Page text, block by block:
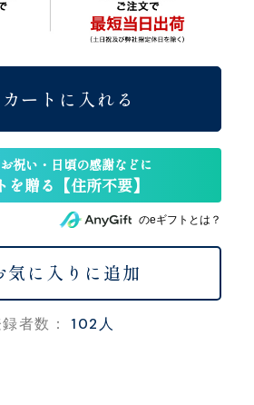
カートに入れる
のeギフトとは？
気に入りに追加
者数： 102人